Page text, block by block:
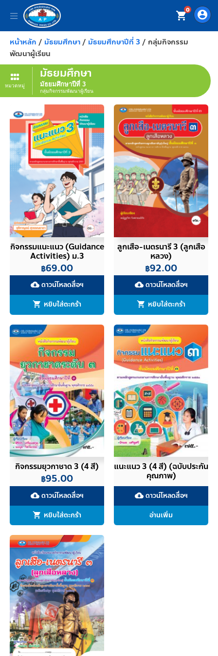
account_circle
shopping_cart0
หน้าหลัก / มัธยมศึกษา/ มัธยมศึกษาปีที่ 3 / กลุ่มกิจกรรม
พัฒนาผู้เรียน
หมวดหมู่
มัธยมศึกษา
มัธยมศึกษาปีที่ 3
กลุ่มกิจกรรมพัฒนาผู้เรียน
กิจกรรมแนะแนว (Guidance
Activities) ม.3
฿69.00
cloud_downloadดาวน์โหลดสื่อฯ
หยิบใส่ตะกร้า
ลูกเสือ-เนตรนารี 3 (ลูกเสือ
หลวง)
฿92.00
cloud_downloadดาวน์โหลดสื่อฯ
หยิบใส่ตะกร้า
กิจกรรมยุวกาชาด 3 (4 สี)
฿95.00
cloud_downloadดาวน์โหลดสื่อฯ
หยิบใส่ตะกร้า
แนะแนว 3 (4 สี) (ฉบับประกัน
คุณภาพ)
cloud_downloadดาวน์โหลดสื่อฯ
อ่านเพิ่ม